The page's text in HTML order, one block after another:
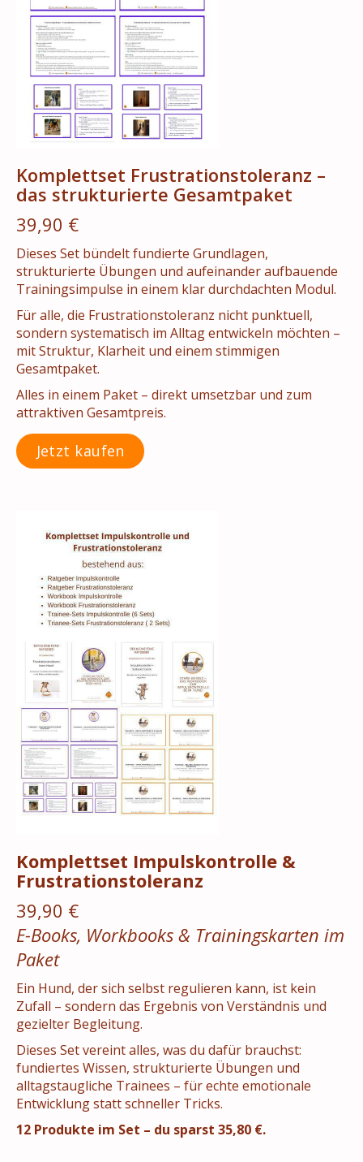
Komplettset Frustrationstoleranz –
das strukturierte Gesamtpaket
39,90 €
Dieses Set bündelt fundierte Grundlagen,
strukturierte Übungen und aufeinander aufbauende
Trainingsimpulse in einem klar durchdachten Modul.
Für alle, die Frustrationstoleranz nicht punktuell,
sondern systematisch im Alltag entwickeln möchten –
mit Struktur, Klarheit und einem stimmigen
Gesamtpaket.
Alles in einem Paket – direkt umsetzbar und zum
attraktiven Gesamtpreis.
Jetzt kaufen
Komplettset Impulskontrolle &
Frustrationstoleranz
39,90 €
E-Books, Workbooks & Trainingskarten im
Paket
Ein Hund, der sich selbst regulieren kann, ist kein
Zufall – sondern das Ergebnis von Verständnis und
gezielter Begleitung.
Dieses Set vereint alles, was du dafür brauchst:
fundiertes Wissen, strukturierte Übungen und
alltagstaugliche Trainees – für echte emotionale
Entwicklung statt schneller Tricks.
12 Produkte im Set – du sparst 35,80 €.